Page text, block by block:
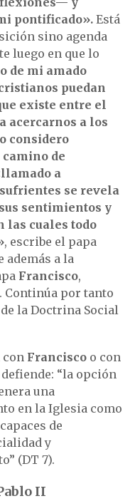
pontificado». Está
sino agenda
luego en que lo
de mi amado
puedan
existe entre el
acercarnos a los
considero
de
a
se revela
sentimientos y
las cuales todo
, escribe el papa
además a la
Francisco,
Continúa por tanto
la Doctrina Social
con Francisco o con
“la opción
una
en la Iglesia como
de
y
(DT 7).
II